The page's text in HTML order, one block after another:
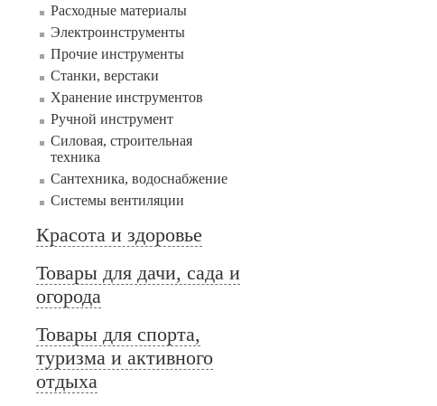
Расходные материалы
Электроинструменты
Прочие инструменты
Станки, верстаки
Хранение инструментов
Ручной инструмент
Силовая, строительная
техника
Сантехника, водоснабжение
Системы вентиляции
Красота и здоровье
Товары для дачи, сада и
огорода
Товары для спорта,
туризма и активного
отдыха